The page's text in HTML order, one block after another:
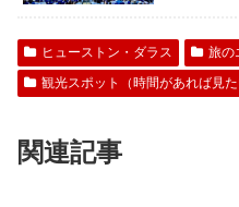
ヒューストン・ダラス 旅の
観光スポット（時間があれば見た
関連記事